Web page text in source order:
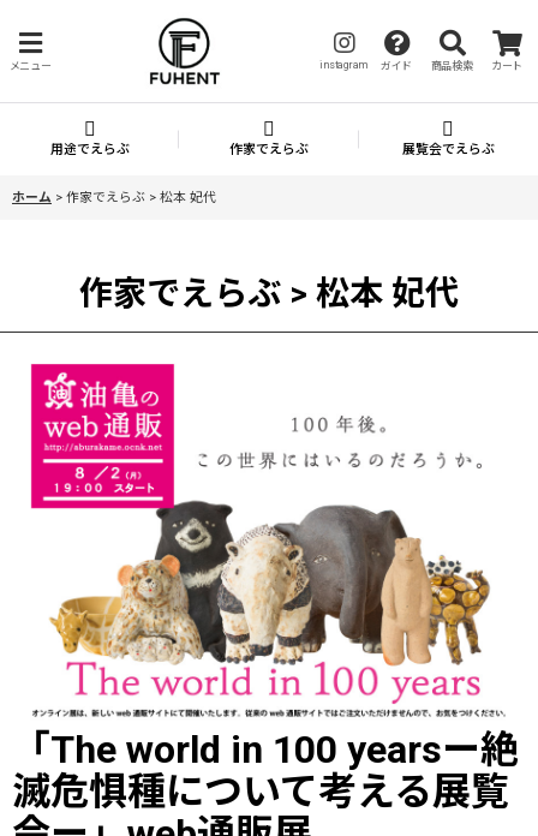
メニュー instagram ガイド 商品検索 カート
用途でえらぶ 作家でえらぶ 展覧会でえらぶ
ホーム > 作家でえらぶ > 松本 妃代
作家でえらぶ > 松本 妃代
「The world in 100 yearsー絶
滅危惧種について考える展覧